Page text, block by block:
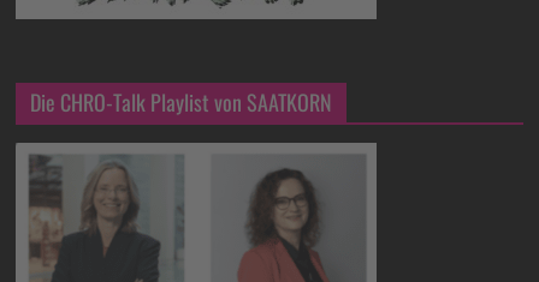
Die CHRO-Talk Playlist von SAATKORN